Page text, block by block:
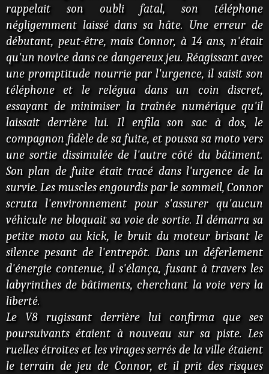
rappelait son oubli fatal, son téléphone
négligemment laissé dans sa hâte. Une erreur de
débutant, peut-être, mais Connor, à 14 ans, n'était
qu'un novice dans ce dangereux jeu. Réagissant avec
une promptitude nourrie par l'urgence, il saisit son
téléphone et le relégua dans un coin discret,
essayant de minimiser la traînée numérique qu'il
laissait derrière lui. Il enfila son sac à dos, le
compagnon fidèle de sa fuite, et poussa sa moto vers
une sortie dissimulée de l'autre côté du bâtiment.
Son plan de fuite était tracé dans l'urgence de la
survie. Les muscles engourdis par le sommeil, Connor
scruta l'environnement pour s'assurer qu'aucun
véhicule ne bloquait sa voie de sortie. Il démarra sa
petite moto au kick, le bruit du moteur brisant le
silence pesant de l'entrepôt. Dans un déferlement
d'énergie contenue, il s'élança, fusant à travers les
labyrinthes de bâtiments, cherchant la voie vers la
liberté.
Le V8 rugissant derrière lui confirma que ses
poursuivants étaient à nouveau sur sa piste. Les
ruelles étroites et les virages serrés de la ville étaient
le terrain de jeu de Connor, et il prit des risques